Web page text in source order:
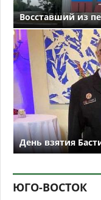
Восставший из
День взятия
ЮГО-ВОСТОК